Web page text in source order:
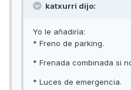
katxurri dijo:
Yo le añadiría:
* Freno de parking.
* Frenada combinada si
* Luces de emergencia.